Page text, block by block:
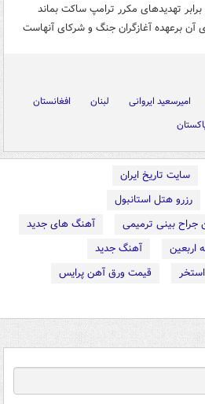
برابر تهدیدهای مکرر ترامپ ساکت بماند
آن برعهده آغازگران جنگ و شرکای آنهاست
امیرسعید ایروانی لبنان
افغانستان
سایت تاریخ ایران
رزرو هتل استانبول
جراح بینی ترمیمی
آهنگ های جدید
اربعین
آهنگ جدید
قیمت ورق آهن پرایس